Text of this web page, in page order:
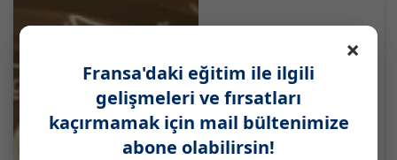
×
Fransa'daki eğitim ile ilgili
gelişmeleri ve fırsatları
kaçırmamak için mail bültenimize
abone olabilirsin!